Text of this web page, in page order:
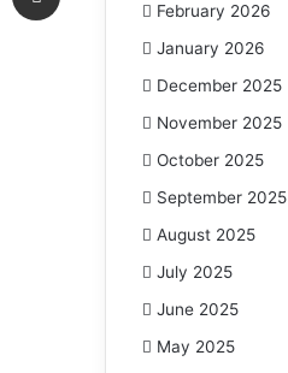
February 2026
January 2026
December 2025
November 2025
October 2025
September 2025
August 2025
July 2025
June 2025
May 2025